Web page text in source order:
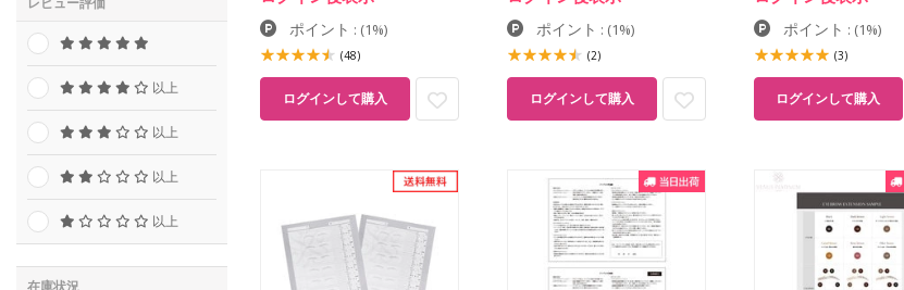
以上
以上
以上
以上
ポイント : (1%)
(48)
ログインして購入
ポイント : (1%)
(2)
ログインして購入
ポイント : (1%)
(3)
ログインして購入